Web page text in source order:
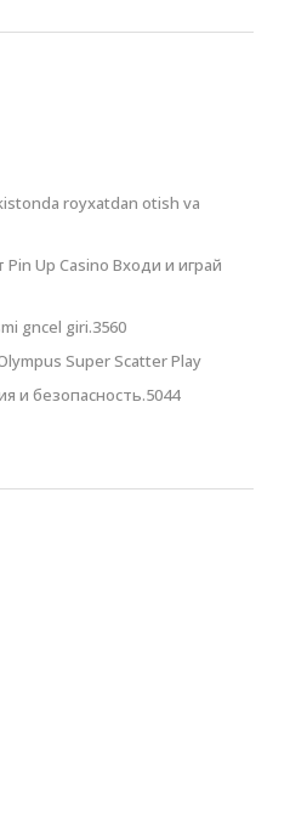
royxatdan otish va
Up Casino Входи и играй
gncel giri.3560
Super Scatter Play
и безопасность.5044